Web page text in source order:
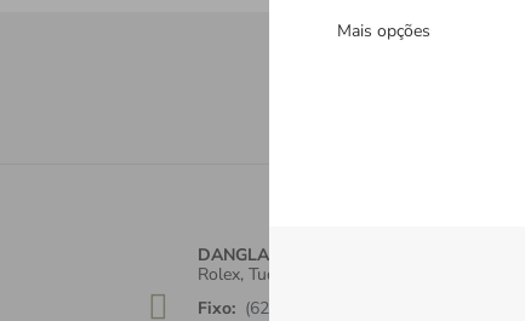
Mais opções
DANGLAR
Rolex, Tudor, Cartier, TAGHeuer, Brumani.
Fixo: (62) 3142-7255